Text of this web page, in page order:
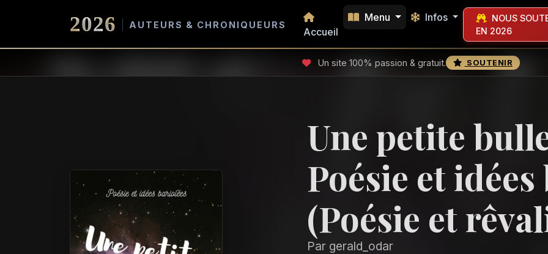
2026 AUTEURS & CHRONIQUEURS
Accueil
Menu Infos
NOUS
EN 2026
Un site 100% passion & gratuit. SOUTENIR
Une petite
Poésie et
(Poésie et
Par gerald_odar